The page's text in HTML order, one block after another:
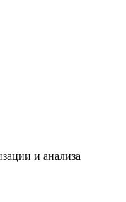
и анализа